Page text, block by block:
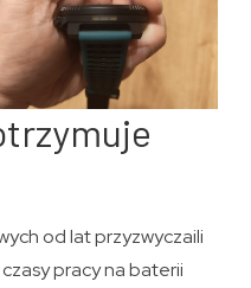
od lat przyzwyczaili
pracy na baterii